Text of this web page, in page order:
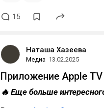
15
Наташа Хазеева
Медиа 13.02.2025
Приложение Apple
🔥 Еще больше